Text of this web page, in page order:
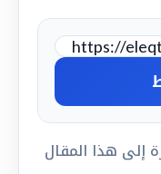
إلى هذا المقال